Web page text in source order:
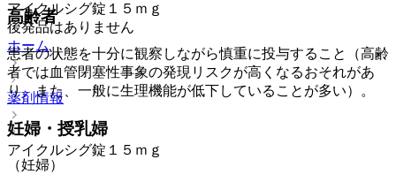
アイクルシグ錠１５ｍｇ
後発品はありません
ホーム
薬剤情報
アイクルシグ錠１５ｍｇ
高齢者
患者の状態を十分に観察しながら慎重に投与すること（高齢
者では血管閉塞性事象の発現リスクが高くなるおそれがあ
り、また、一般に生理機能が低下していることが多い）。
妊婦・授乳婦
（妊婦）